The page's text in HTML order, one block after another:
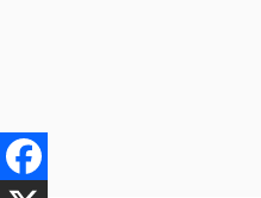
へ
ス